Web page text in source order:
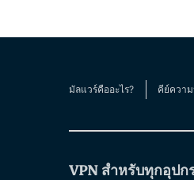
มัลแวร์คืออะไร? คีย์ควา
VPN สำหรับทุกอุป